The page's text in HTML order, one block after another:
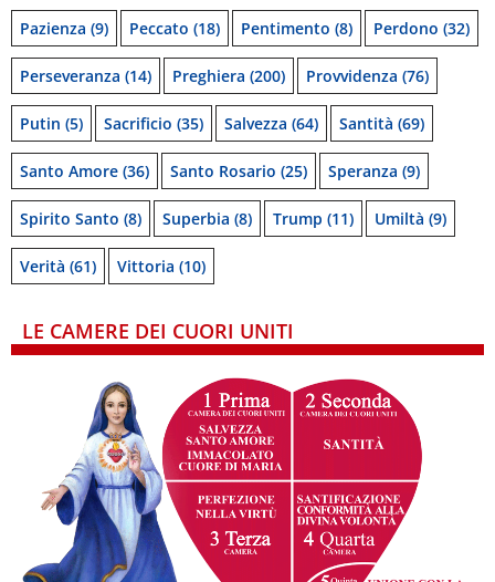
Pazienza (9) Peccato (18) Pentimento (8) Perdono (32)
Perseveranza (14) Preghiera (200) Provvidenza (76)
Putin (5) Sacrificio (35) Salvezza (64) Santità (69)
Santo Amore (36) Santo Rosario (25) Speranza (9)
Spirito Santo (8) Superbia (8) Trump (11) Umiltà (9)
Verità (61) Vittoria (10)
LE CAMERE DEI CUORI UNITI